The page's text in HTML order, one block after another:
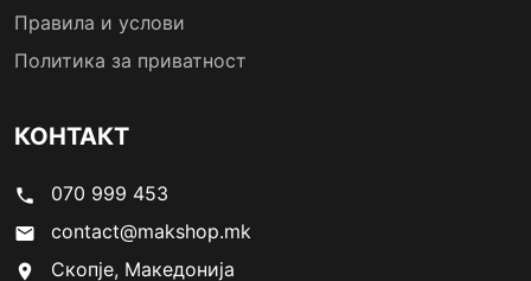
Правила и услови
Политика за приватност
КОНТАКТ
phone 070 999 453
email contact@makshop.mk
location_on Скопје, Македонија